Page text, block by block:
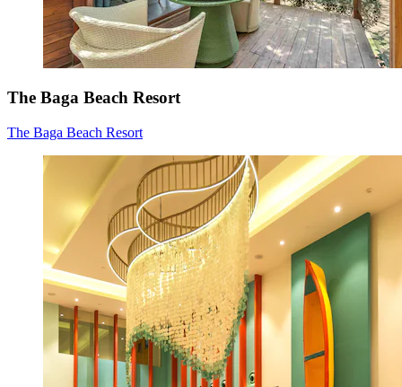
The Baga Beach Resort
The Baga Beach Resort